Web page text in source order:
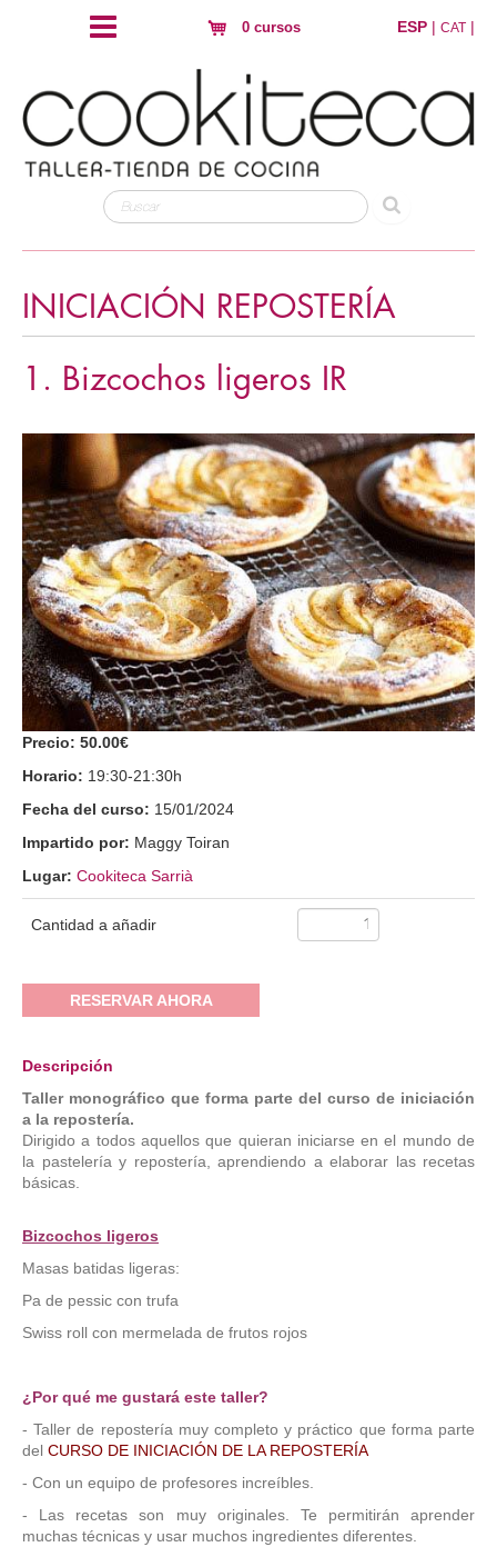
0 cursos ESP | CAT |
INICIACIÓN REPOSTERÍA
1. Bizcochos ligeros IR
Precio: 50.00€
Horario: 19:30-21:30h
Fecha del curso: 15/01/2024
Impartido por: Maggy Toiran
Lugar: Cookiteca Sarrià
Cantidad a añadir
RESERVAR AHORA
Descripción
Taller monográfico que forma parte del curso de iniciación
a la repostería.
Dirigido a todos aquellos que quieran iniciarse en el mundo de
la pastelería y repostería, aprendiendo a elaborar las recetas
básicas.
Bizcochos ligeros
Masas batidas ligeras:
Pa de pessic con trufa
Swiss roll con mermelada de frutos rojos
¿Por qué me gustará este taller?
- Taller de repostería muy completo y práctico que forma parte
del CURSO DE INICIACIÓN DE LA REPOSTERÍA
- Con un equipo de profesores increíbles.
- Las recetas son muy originales. Te permitirán aprender
muchas técnicas y usar muchos ingredientes diferentes.